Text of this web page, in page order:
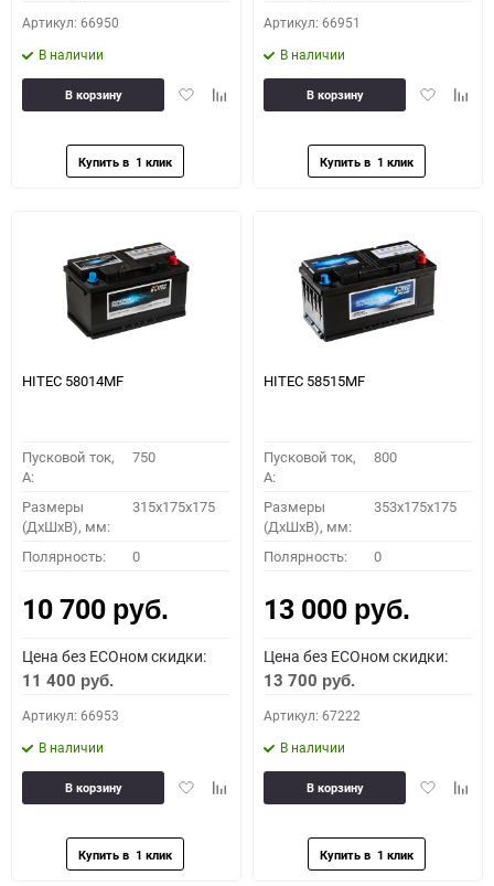
Артикул: 66950
В наличии
ДобавитьДобавить
В корзину
Артикул: 66951
В наличии
Добавить
В корзину
HITEC 58014MF
Пусковой ток,
A:
750
Размеры
(ДхШхВ), мм:
315x175x175
Полярность: 0
10 700 руб.
Цена без ECOном скидки:
11 400 руб.
Артикул: 66953
В наличии
ДобавитьДобавить
В корзину
HITEC 58515MF
Пусковой ток,
A:
800
Размеры
(ДхШхВ), мм:
353x175x175
Полярность: 0
13 000 руб.
Цена без ECOном скидки:
13 700 руб.
Артикул: 67222
В наличии
Добавить
В корзину